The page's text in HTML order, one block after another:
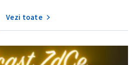
Vezi toate